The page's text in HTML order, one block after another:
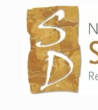
springen